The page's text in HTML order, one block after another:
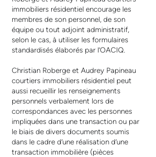
immobiliers résidentiel encourage les
membres de son personnel, de son
équipe ou tout adjoint administratif,
selon le cas, à utiliser les formulaires
standardisés élaborés par l’OACIQ.
Christian Roberge et Audrey Papineau
courtiers immobiliers résidentiel peut
aussi recueillir les renseignements
personnels verbalement lors de
correspondances avec les personnes
impliquées dans une transaction ou par
le biais de divers documents soumis
dans le cadre d’une réalisation d’une
transaction immobilière (pièces